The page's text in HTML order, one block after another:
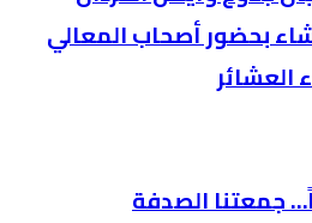
بحضور أصحاب المعالي
العشائر